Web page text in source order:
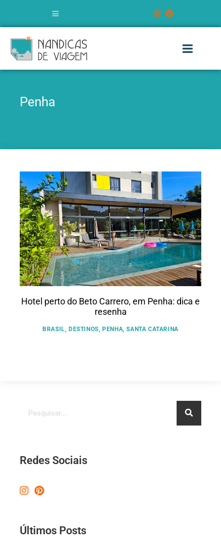
Penha
Hotel perto do Beto Carrero, em Penha: dica e
resenha
BRASIL,DESTINOS,PENHA,SANTA CATARINA
Redes Sociais
Últimos Posts